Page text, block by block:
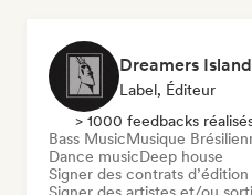
Dreamers
Label, Éditeur
> 1000 feedbacks
Bass MusicMusique
Dance musicDeep house
Signer des contrats